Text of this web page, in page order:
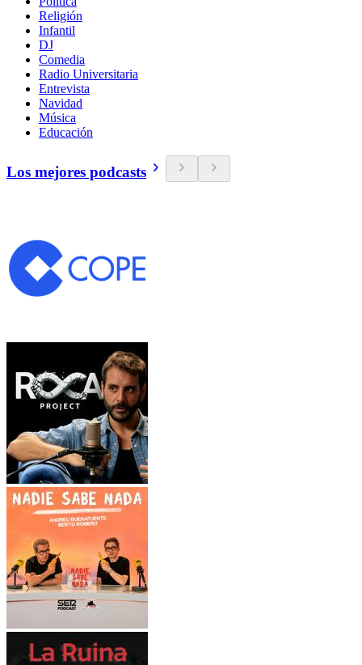
Religión
Infantil
DJ
Comedia
Radio Universitaria
Entrevista
Navidad
Música
Educación
Los mejores podcasts